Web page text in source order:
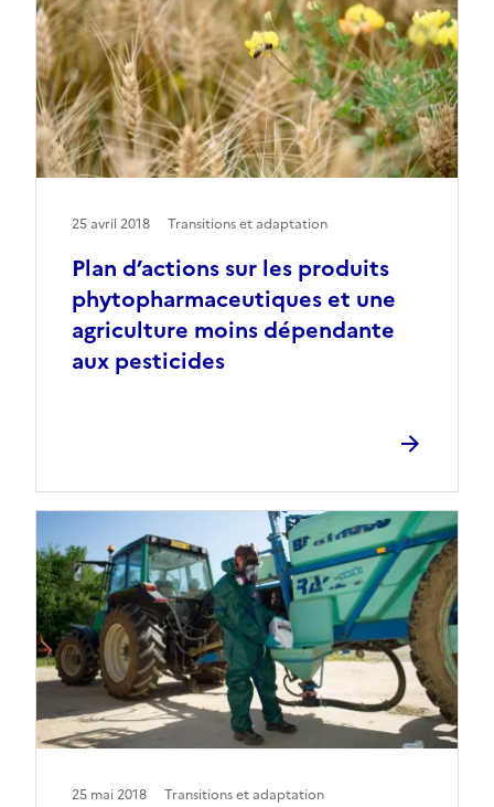
Plan d’actions sur les produits
phytopharmaceutiques et une
agriculture moins dépendante
aux pesticides
25 avril 2018 Transitions et adaptation
25 mai 2018 Transitions et adaptation